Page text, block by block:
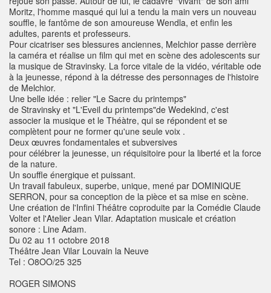
Moritz, l'homme masqué qui lui a tendu la main vers un nouveau
souffle, le fantôme de son amoureuse Wendla, et enfin les
adultes, parents et professeurs.
Pour cicatriser ses blessures anciennes, Melchior passe derrière
la caméra et réalise un film qui met en scène des adolescents sur
la musique de Stravinsky. La force vitale de la vidéo, véritable ode
à la jeunesse, répond à la détresse des personnages de l'histoire
de Melchior.
Une belle idée : relier "Le Sacre du printemps"
de Stravinsky et "L'Eveil du printemps"de Wedekind, c'est
associer la musique et le Théàtre, qui se répondent et se
complètent pour ne former qu'une seule voix .
Deux œuvres fondamentales et subversives
pour célébrer la jeunesse, un réquisitoire pour la liberté et la force
de la nature.
Un souffle énergique et puissant.
Un travail fabuleux, superbe, unique, mené par DOMINIQUE
SERRON, pour sa conception de la pièce et sa mise en scène.
Une création de l'Infini Théâtre coproduite par la Comédie Claude
Volter et l'Atelier Jean Vilar. Adaptation musicale et création
sonore : Line Adam.
Du 02 au 11 octobre 2018
Théâtre Jean Vilar Louvain la Neuve
Tel : O8OO/25 325
ROGER SIMONS